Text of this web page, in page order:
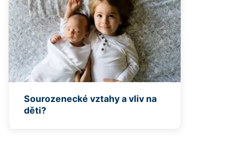
Sourozenecké vztahy a vliv na
děti?